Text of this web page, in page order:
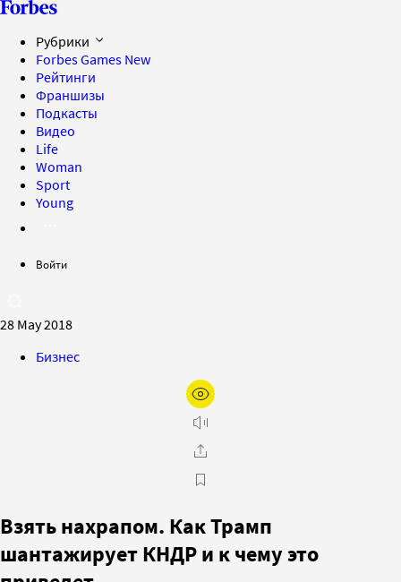
Рубрики
Forbes Games New
Рейтинги
Франшизы
Подкасты
Видео
Life
Woman
Sport
Young
Войти
28 May 2018
Бизнес
Взять нахрапом. Как Трамп
шантажирует КНДР и к чему это